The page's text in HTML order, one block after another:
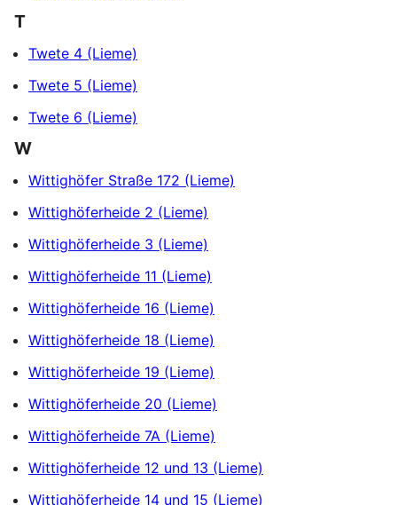
T
Twete 4 (Lieme)
Twete 5 (Lieme)
Twete 6 (Lieme)
W
Wittighöfer Straße 172 (Lieme)
Wittighöferheide 2 (Lieme)
Wittighöferheide 3 (Lieme)
Wittighöferheide 11 (Lieme)
Wittighöferheide 16 (Lieme)
Wittighöferheide 18 (Lieme)
Wittighöferheide 19 (Lieme)
Wittighöferheide 20 (Lieme)
Wittighöferheide 7A (Lieme)
Wittighöferheide 12 und 13 (Lieme)
Wittighöferheide 14 und 15 (Lieme)